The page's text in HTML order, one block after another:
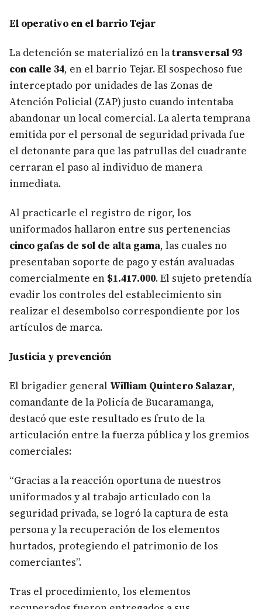
El operativo en el barrio Tejar
La detención se materializó en latransversal 93
con calle 34, en el barrio Tejar. El sospechoso fue
interceptado por unidades de las Zonas de
Atención Policial (ZAP) justo cuando intentaba
abandonar un local comercial. La alerta temprana
emitida por el personal de seguridad privada fue
el detonante para que las patrullas del cuadrante
cerraran el paso al individuo de manera
inmediata.
Al practicarle el registro de rigor, los
uniformados hallaron entre sus pertenencias
cinco gafas de sol de alta gama, las cuales no
presentaban soporte de pago y están avaluadas
comercialmente en $1.417.000. El sujeto pretendía
evadir los controles del establecimiento sin
realizar el desembolso correspondiente por los
artículos de marca.
Justicia y prevención
El brigadier general William Quintero Salazar,
comandante de la Policía de Bucaramanga,
destacó que este resultado es fruto de la
articulación entre la fuerza pública y los gremios
comerciales:
“Gracias a la reacción oportuna de nuestros
uniformados y al trabajo articulado con la
seguridad privada, se logró la captura de esta
persona y la recuperación de los elementos
hurtados, protegiendo el patrimonio de los
comerciantes”.
Tras el procedimiento, los elementos